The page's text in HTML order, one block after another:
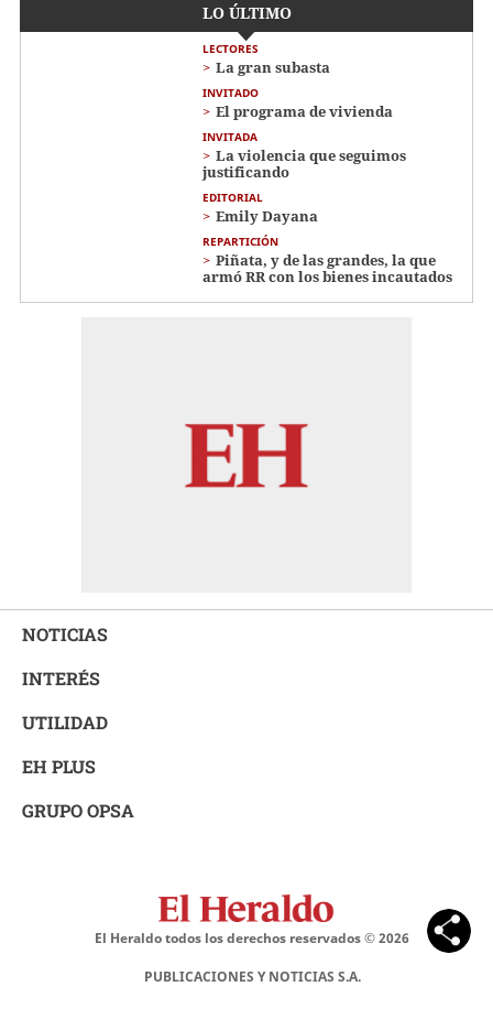
LO ÚLTIMO
LECTORES
La gran subasta
INVITADO
El programa de vivienda
INVITADA
La violencia que seguimos
justificando
EDITORIAL
Emily Dayana
REPARTICIÓN
Piñata, y de las grandes, la que
armó RR con los bienes incautados
NOTICIAS
INTERÉS
UTILIDAD
EH PLUS
GRUPO OPSA
El Heraldo todos los derechos reservados ©2026
PUBLICACIONES Y NOTICIAS S.A.